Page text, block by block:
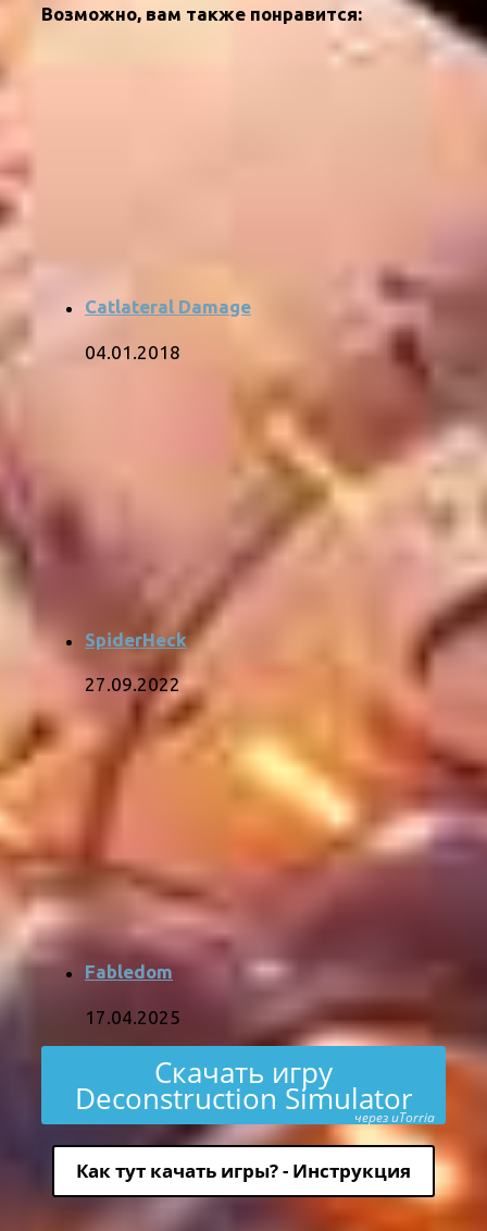
Возможно, вам также понравится:
Catlateral Damage
04.01.2018
SpiderHeck
27.09.2022
Fabledom
17.04.2025
Скачать игру
Deconstruction Simulator
через uTorria
Как тут качать игры? - Инструкция